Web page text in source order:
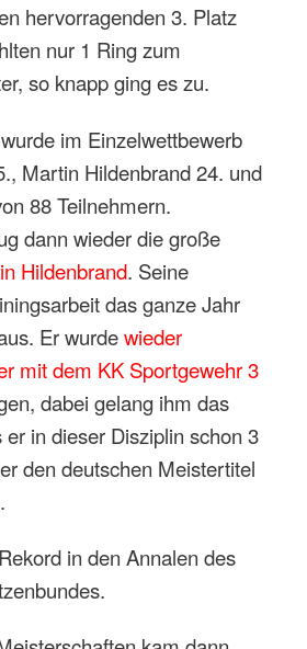
hervorragenden 3. Platz
nur 1 Ring zum
so knapp ging es zu.
im Einzelwettbewerb
Martin Hildenbrand 24. und
88 Teilnehmern.
dann wieder die große
Hildenbrand. Seine
das ganze Jahr
Er wurdewieder
mit dem KK Sportgewehr3
dabei gelang ihm das
in dieser Disziplin schon 3
den deutschen Meistertitel
in den Annalen des